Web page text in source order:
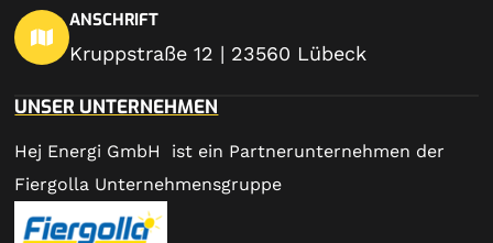
ANSCHRIFT
Kruppstraße 12 | 23560 Lübeck
UNSER UNTERNEHMEN
Hej Energi GmbH ist ein Partnerunternehmen der
Fiergolla Unternehmensgruppe